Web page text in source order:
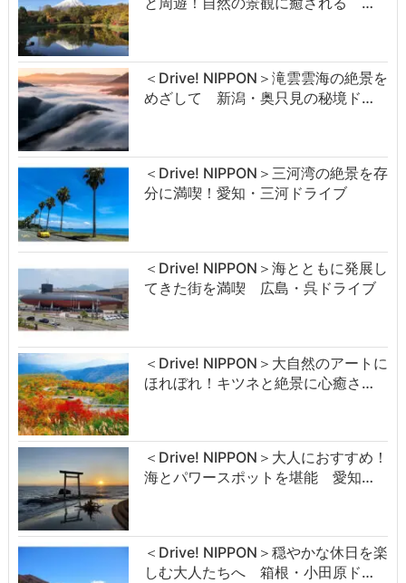
＜Drive! NIPPON＞滝雲雲海の絶景を
めざして 新潟・奥只見の秘境ド…
＜Drive! NIPPON＞三河湾の絶景を存
分に満喫！愛知・三河ドライブ
＜Drive! NIPPON＞海とともに発展し
てきた街を満喫 広島・呉ドライブ
＜Drive! NIPPON＞大自然のアートに
ほれぼれ！キツネと絶景に心癒さ…
＜Drive! NIPPON＞大人におすすめ！
海とパワースポットを堪能 愛知…
＜Drive! NIPPON＞穏やかな休日を楽
しむ大人たちへ 箱根・小田原ド…